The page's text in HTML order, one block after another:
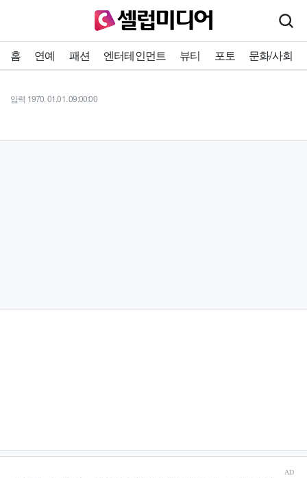
홈 연예 패션 엔터테인먼트 뷰티 포토 문화/사회
입력 1970. 01.01. 09:00:00